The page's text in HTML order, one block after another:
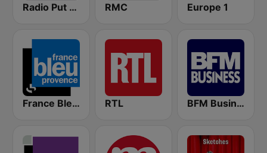
Radio Put Sreće RMC Europe 1
France Bleu Provence RTL BFM Business 100.8 FM